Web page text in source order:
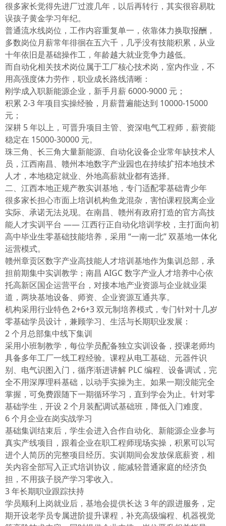
很多家长觉得先进厂过渡几年，以后再转行，其实很容易耽
误孩子黄金学习年纪。
普通流水线岗位，工作内容重复单一，依靠体力换取报酬，
多数岗位月薪常年徘徊在五六千，几乎没有技能积累，从业
十年依旧是基础操作工，年龄越大就业竞争力越低。
而自动化相关技术岗位属于工厂核心技术岗，室内作业，不
用高强度体力劳作，职业成长路线清晰：
刚学成入职新能源企业，新手月薪 6000-9000 元；
积累 2-3 年项目实操经验，月薪普遍能达到 10000-15000
元；
深耕 5 年以上，可晋升项目主管、资深电气工程师，薪资能
稳定在 15000-30000 元。
珠三角、长三角大量新能源、自动化设备企业常年缺技术人
员，江西南昌、赣州本地数字产业园也在持续扩招本地技术
人才，本地稳定就业、外地高薪就业都有选择。
二、江西本地正规产教实训基地，专门适配零基础青少年
很多家长担心市面上培训机构鱼龙混杂，害怕课程脱离企业
实际、承诺无法兑现。在南昌、赣州有政府打造的官方高技
能人才实训平台 —— 江西行正自动化培训学校，主打面向初
高中毕业生零基础技能培养，采用 “一南一北” 双基地一体化
运营模式。
赣州章贡区数字产业高技能人才培训基地作为集训总部，承
担前期集中实训教学；南昌 AIGC 数字产业人才培养中心依
托高新区国企运营平台，对接本地产业资源与企业就业渠
道，两块基地设备、师资、企业资源互通共享。
机构采用行业特色 2+6+3 双元制培养模式，专门针对十几岁
零基础学员设计，兼顾学习、生活与长期职业发展：
2 个月总部集中线下集训
采用小班制教学，每位学员配备独立实训设备，授课老师均
具备多年工厂一线工程经验。课程从电工基础、元器件识
别、电气识图入门，循序渐进讲解 PLC 编程、设备调试，完
全不用深厚理科基础，以动手实操为主。如果一期没能完全
掌握，可免费跟随下一期循环学习，直到学会为止。针对零
基础学生，开设 2 个月装配调试基础班，降低入门难度。
6 个月企业在岗实战学习
基础集训结束后，学生会进入合作自动化、新能源企业参与
真实产线项目，跟着企业在职工程师现场实操，积累可以写
进个人简历的完整项目经历。实训期间会发放保底薪资，相
关内容全部写入正式培训协议，能减轻普通家庭的经济负
担，不用孩子脱产学习零收入。
3 年长期职业跟踪扶持
学员顺利上岗就业后，基地会提供长达 3 年的跟进服务，定
期开设老学员专属进阶提升课程，补充高级编程、机器视觉